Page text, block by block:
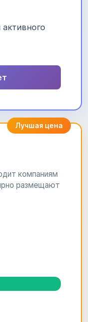
Лучшая цена
компаниям
размещают